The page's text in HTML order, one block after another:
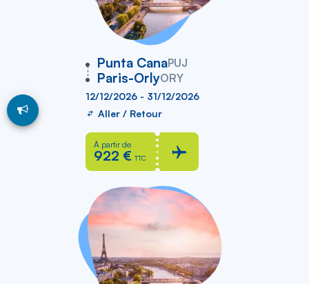
Punta CanaPUJ
vers
Paris-OrlyORY
12/12/2026 - 31/12/2026
Aller / Retour
À partir de
922 € TTC